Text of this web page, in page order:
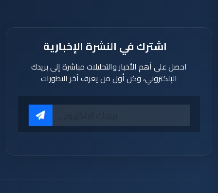
اشترك في النشرة الإخبارية
احصل على أهم الأخبار والتحليلات مباشرة إلى بريدك
الإلكتروني، وكن أول من يعرف آخر التطورات